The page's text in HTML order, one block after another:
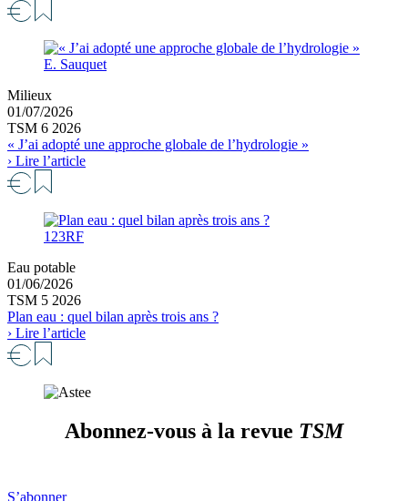
E. Sauquet
Milieux
01/07/2026
TSM 6 2026
« J’ai adopté une approche globale de l’hydrologie »
› Lire l’article
123RF
Eau potable
01/06/2026
TSM 5 2026
Plan eau : quel bilan après trois ans ?
› Lire l’article
Abonnez-vous à la revue TSM
S’abonner